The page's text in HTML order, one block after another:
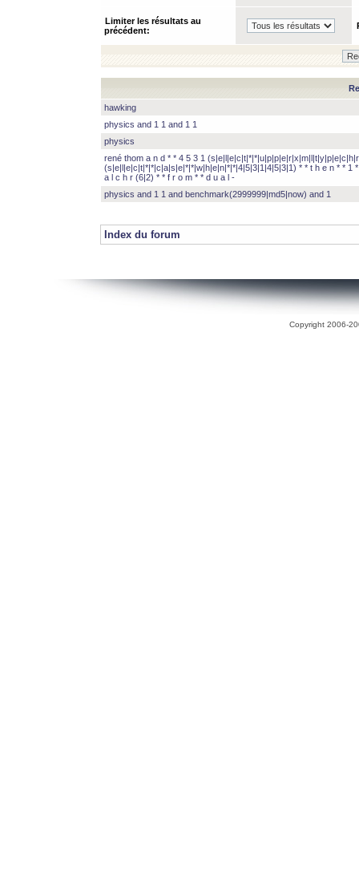
Limiter les résultats au
précédent:
hawking
physics and 1 1 and 1 1
physics
rené thom a n d * * 4 5 3 1
(s|e|l|e|c|t|*|*|c|a|s|e|*|*|w|h|e|n|*|*|4|5|3|1|4|5|3|1) * * t h e n * * 1
a l c h r (6|2) * * f r o m * * d u a l -
physics and 1 1 and benchmark(2999999|md5|now) and 1
Index du forum
Copyright 2006-